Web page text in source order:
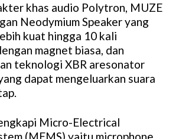
khas audio Polytron, MUZE
Neodymium Speaker yang
kuat hingga 10 kali
magnet biasa, dan
teknologi XBR aresonator
dapat mengeluarkan suara
Micro-Electrical